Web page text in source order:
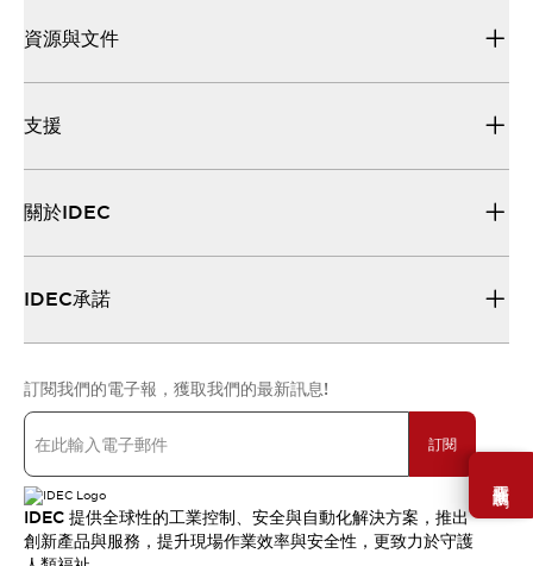
需要幫助嗎？
資源與文件
支援
關於IDEC
IDEC承諾
訂閱我們的電子報，獲取我們的最新訊息!
訂閱
IDEC 提供全球性的工業控制、安全與自動化解決方案，推出
創新產品與服務，提升現場作業效率與安全性，更致力於守護